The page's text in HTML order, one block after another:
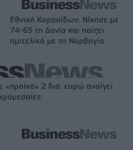
Εθνική Κορασίδων: Νίκησε με
74-65 τη Δανία και παίζει
ημιτελικό με τη Νορβηγία
«προίκα» 2 δισ. ευρώ ανοίγει